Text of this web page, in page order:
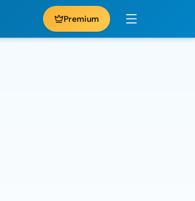
Premium